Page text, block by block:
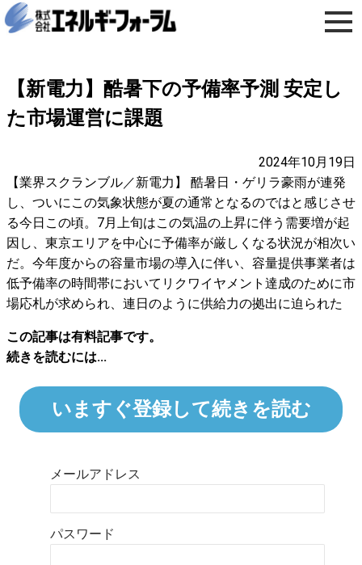
【新電力】酷暑下の予備率予測 安定し
た市場運営に課題
2024年10月19日
【業界スクランブル／新電力】 酷暑日・ゲリラ豪雨が連発
し、ついにこの気象状態が夏の通常となるのではと感じさせ
る今日この頃。7月上旬はこの気温の上昇に伴う需要増が起
因し、東京エリアを中心に予備率が厳しくなる状況が相次い
だ。今年度からの容量市場の導入に伴い、容量提供事業者は
低予備率の時間帯においてリクワイヤメント達成のために市
場応札が求められ、連日のように供給力の拠出に迫られた
この記事は有料記事です。
続きを読むには...
いますぐ登録して続きを読む
メールアドレス
パスワード